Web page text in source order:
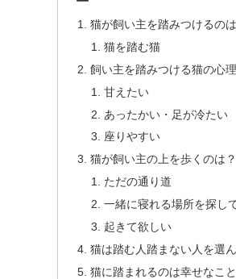
猫が飼い主を踏みつけるの
猫を踏む猫
飼い主を踏みつける猫の心
甘えたい
あったかい・足が冷たい
座りやすい
猫が飼い主の上を歩くのは？
ただの通り道
一緒に寝れる場所を探し
起きて欲しい
猫は踏む人踏まない人を選
猫に踏まれるのは幸せなこと